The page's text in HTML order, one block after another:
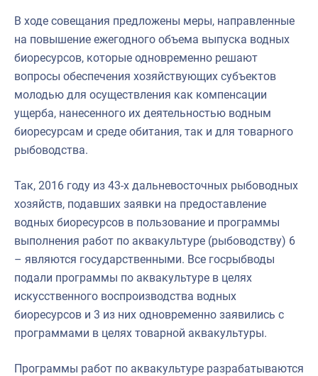
В ходе совещания предложены меры, направленные
на повышение ежегодного объема выпуска водных
биоресурсов, которые одновременно решают
вопросы обеспечения хозяйствующих субъектов
молодью для осуществления как компенсации
ущерба, нанесенного их деятельностью водным
биоресурсам и среде обитания, так и для товарного
рыбоводства.
Так, 2016 году из 43-х дальневосточных рыбоводных
хозяйств, подавших заявки на предоставление
водных биоресурсов в пользование и программы
выполнения работ по аквакультуре (рыбоводству) 6
– являются государственными. Все госрыбводы
подали программы по аквакультуре в целях
искусственного воспроизводства водных
биоресурсов и 3 из них одновременно заявились с
программами в целях товарной аквакультуры.
Программы работ по аквакультуре разрабатываются